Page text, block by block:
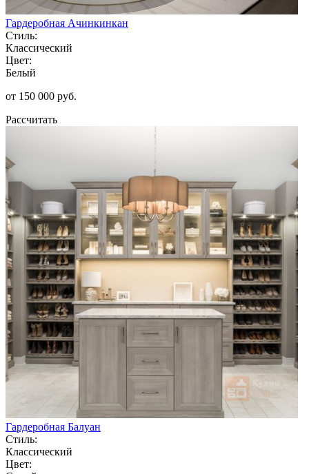
Гардеробная Ачинкинкан
Стиль:
Классический
Цвет:
Белый
от 150 000 руб.
Рассчитать
Гардеробная Балуан
Стиль:
Классический
Цвет: